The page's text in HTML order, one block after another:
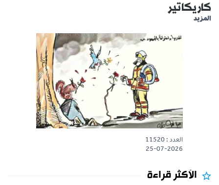
كاريكاتير
المزيد
العدد : 11520
25-07-2026
الأكثر قراءة